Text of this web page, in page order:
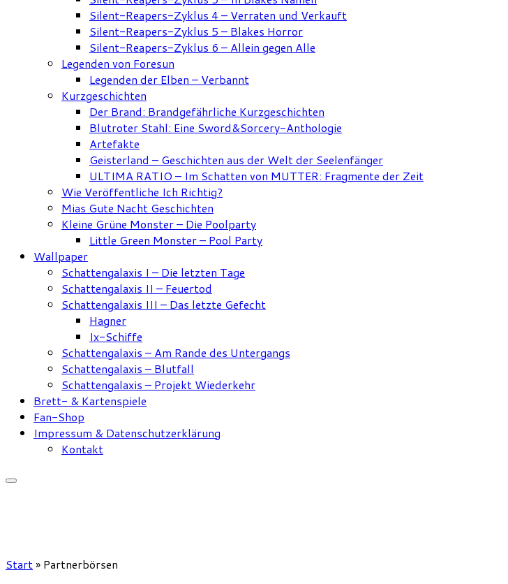
Silent-Reapers-Zyklus 4 – Verraten und Verkauft
Silent-Reapers-Zyklus 5 – Blakes Horror
Silent-Reapers-Zyklus 6 – Allein gegen Alle
Legenden von Foresun
Legenden der Elben – Verbannt
Kurzgeschichten
Der Brand: Brandgefährliche Kurzgeschichten
Blutroter Stahl: Eine Sword&Sorcery-Anthologie
Artefakte
Geisterland – Geschichten aus der Welt der Seelenfänger
ULTIMA RATIO – Im Schatten von MUTTER: Fragmente der Zeit
Wie Veröffentliche Ich Richtig?
Mias Gute Nacht Geschichten
Kleine Grüne Monster – Die Poolparty
Little Green Monster – Pool Party
Wallpaper
Schattengalaxis I – Die letzten Tage
Schattengalaxis II – Feuertod
Schattengalaxis III – Das letzte Gefecht
Hagner
Ix-Schiffe
Schattengalaxis – Am Rande des Untergangs
Schattengalaxis – Blutfall
Schattengalaxis – Projekt Wiederkehr
Brett- & Kartenspiele
Fan-Shop
Impressum & Datenschutzerklärung
Kontakt
Start» Partnerbörsen